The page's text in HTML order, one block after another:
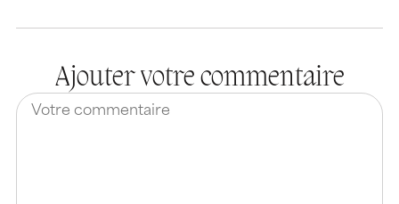
Ajouter votre commentaire